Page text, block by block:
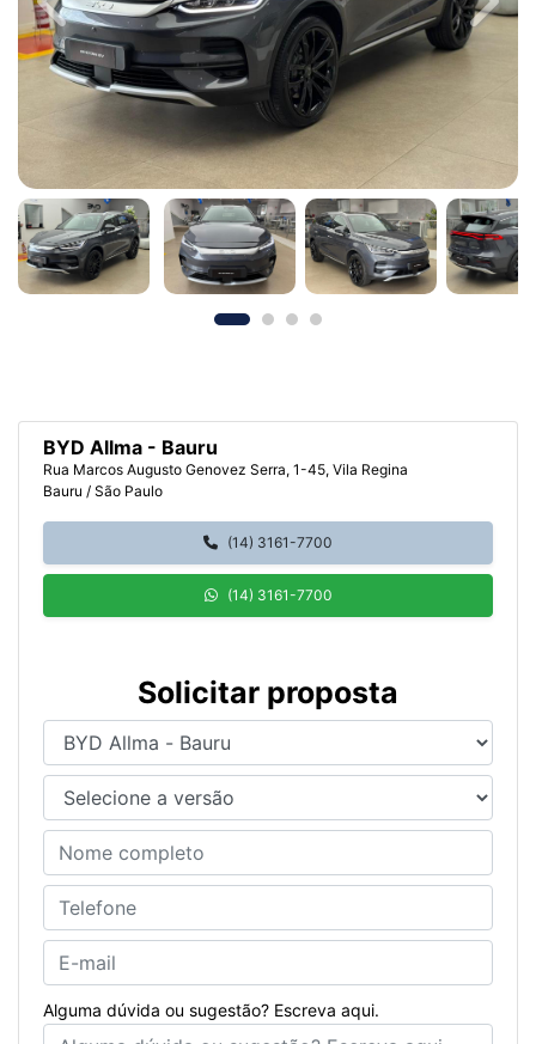
Previous Next
BYD Allma - Bauru
Rua Marcos Augusto Genovez Serra, 1-45, Vila Regina
Bauru / São Paulo
(14) 3161-7700
(14) 3161-7700
Solicitar proposta
Alguma dúvida ou sugestão? Escreva aqui.